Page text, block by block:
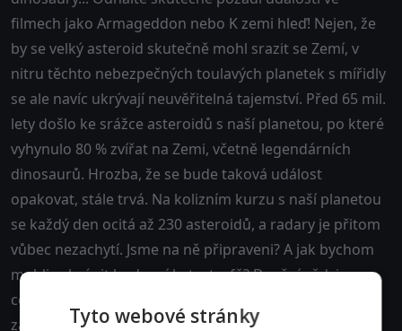
filmech jako Armageddon nebo K zemi hleď! Nejen, že
by se velký asteroid skutečně mohl srazit se Zemí, v
nitru těchto nebezpečných toulavých planetek s mířidly
se ale navíc ukrývají neuvěřitelná tajemství. Před 65 mil.
lety došlo ke srážce asteroidů s naší planetou, po které
vyhynulo 80 % zvířat na Zemi, včetně legendárních
dinosaurů. Hrozba, že se bude taková událost
opakovat, stále trvá. Na kolizním kurzu s naší planetou
se každý den ocitá až 230 asteroidů, a radary je přitom
vůbec nezachytí. Jsme na ně připraveni? A jak bychom
mohli zabránit budoucí katastrofě? Dnešní vědci z
celého světa se snaží zmapovat okolní vesmír a
zaznamenat aspoň ty nejnebezpečnější z asteroidů.
Tyto webové stránky